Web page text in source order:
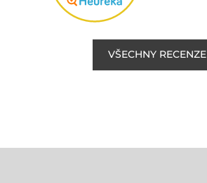
VŠECHNY RECENZE